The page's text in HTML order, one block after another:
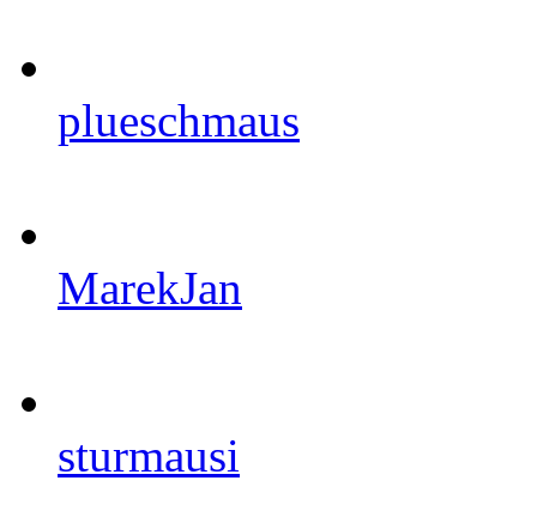
plueschmaus
MarekJan
sturmausi